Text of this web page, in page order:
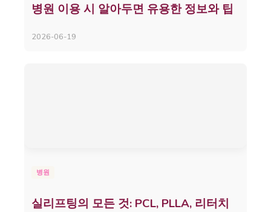
병원 이용 시 알아두면 유용한 정보와 팁
2026-06-19
병원
실리프팅의 모든 것: PCL, PLLA, 리터치